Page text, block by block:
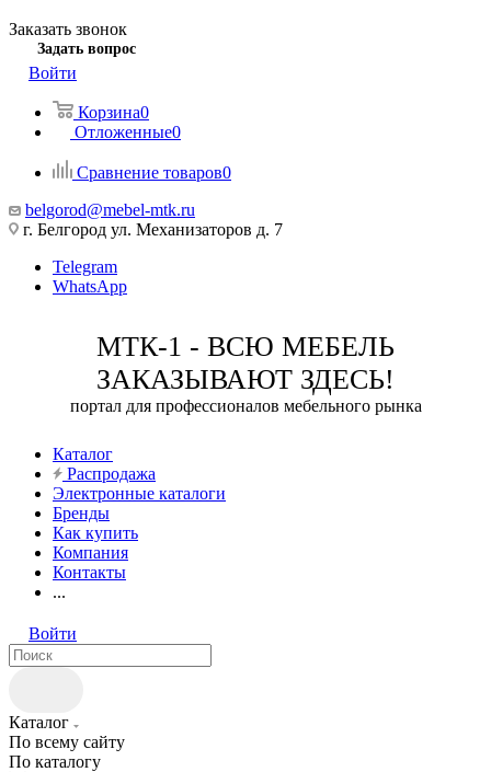
Заказать звонок
Задать вопрос
Войти
Корзина0
Отложенные0
Сравнение товаров0
belgorod@mebel-mtk.ru
г. Белгород ул. Механизаторов д. 7
Telegram
WhatsApp
МТК-1 - ВСЮ МЕБЕЛЬ
ЗАКАЗЫВАЮТ ЗДЕСЬ!
портал для профессионалов мебельного рынка
Каталог
Распродажа
Электронные каталоги
Бренды
Как купить
Компания
Контакты
...
Войти
Каталог
По всему сайту
По каталогу